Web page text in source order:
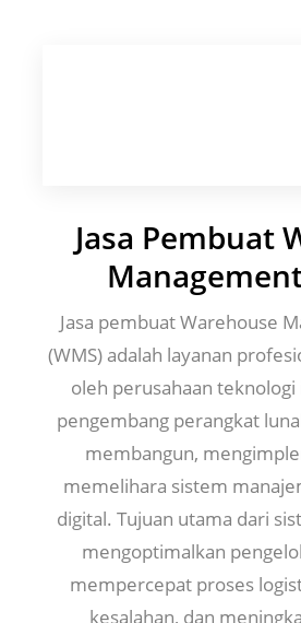
Jasa Pembuat
Jasa pembuat Warehouse
(WMS) adalah layanan
oleh perusahaan
pengembang perangkat
membangun,
memelihara sistem
digital. Tujuan utama dari
mengoptimalkan
mempercepat proses
kesalahan, dan